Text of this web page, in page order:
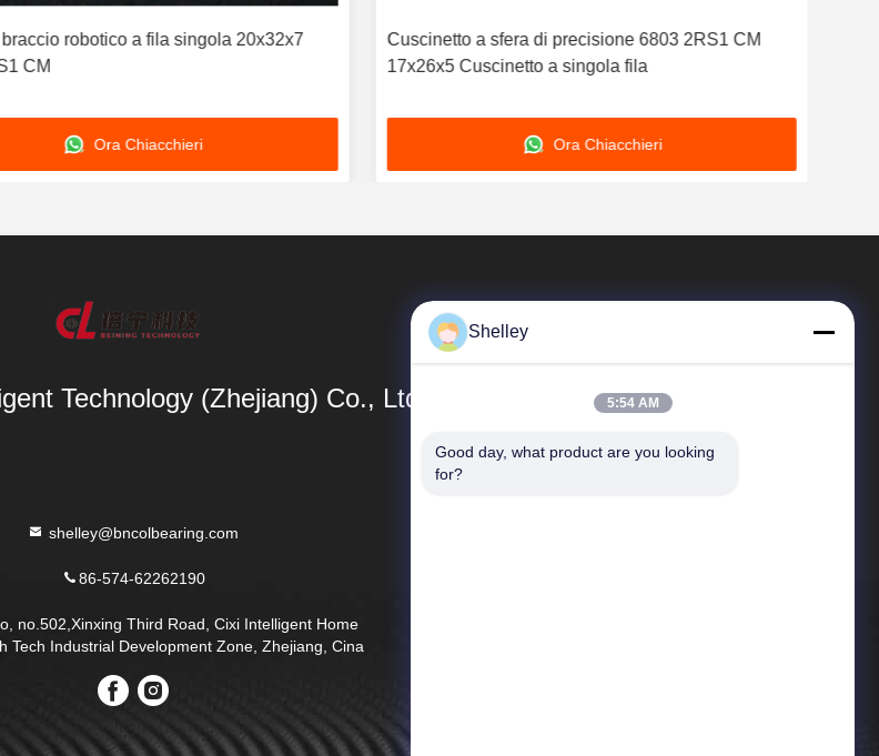
braccio robotico a fila singola 20x32x7
CM
Ora Chiacchieri
Cuscinetto a sfera di precisione 6803 2RS1 CM
17x26x5 Cuscinetto a singola fila
Ora Chiacchieri
Technology (Zhejiang) Co., Ltd
shelley@bncolbearing.com
86-574-62262190
no.502,Xinxing Third Road, Cixi Intelligent Home
Tech Industrial Development Zone, Zhejiang, Cina
Collegamenti Rapidi
Shelley
5:54 AM
Good day, what product are you looking
for?